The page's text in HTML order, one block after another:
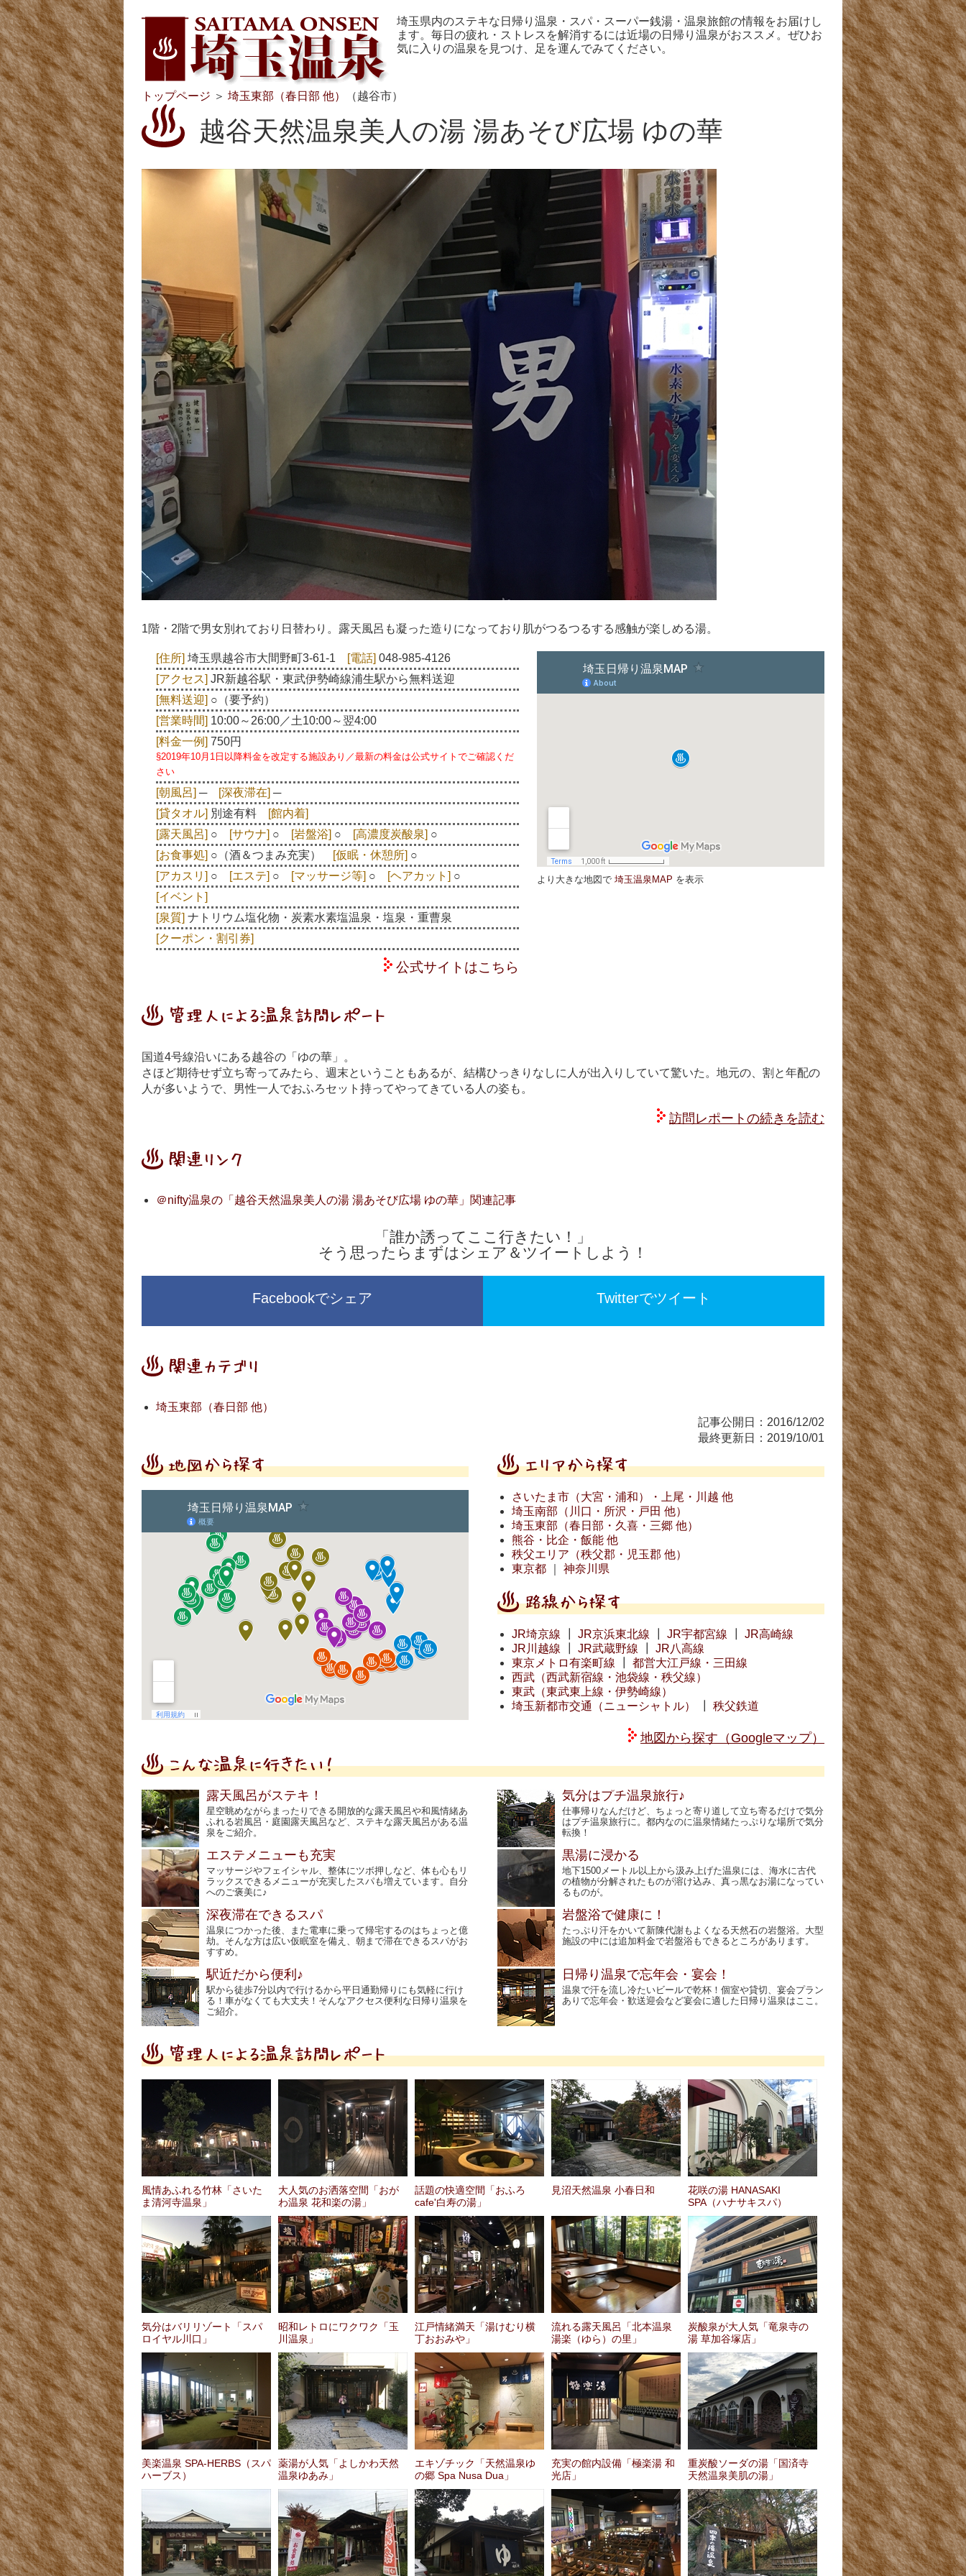
埼玉県内のステキな日帰り温泉・スパ・スーパー銭湯・温泉旅館の情報をお届けし
ます。毎日の疲れ・ストレスを解消するには近場の日帰り温泉がおススメ。ぜひお
気に入りの温泉を見つけ、足を運んでみてください。
トップページ ＞ 埼玉東部（春日部 他） （越谷市）
越谷天然温泉美人の湯 湯あそび広場 ゆの華
1階・2階で男女別れており日替わり。露天風呂も凝った造りになっており肌がつるつるする感触が楽しめる湯。
[住所] 埼玉県越谷市大間野町3-61-1 [電話] 048-985-4126
[アクセス] JR新越谷駅・東武伊勢崎線浦生駅から無料送迎
[無料送迎] ○（要予約）
[営業時間] 10:00～26:00／土10:00～翌4:00
[料金一例] 750円
§2019年10月1日以降料金を改定する施設あり／最新の料金は公式サイトでご確認くだ
さい
[朝風呂] ─ [深夜滞在] ─
[貸タオル] 別途有料
[館内着]
[露天風呂] ○ [サウナ] ○ [岩盤浴] ○ [高濃度炭酸泉] ○
[お食事処] ○（酒＆つまみ充実） [仮眠・休憩所] ○
[アカスリ] ○ [エステ] ○ [マッサージ等] ○ [ヘアカット] ○
[イベント]
[泉質] ナトリウム塩化物・炭素水素塩温泉・塩泉・重曹泉
[クーポン・割引券]
公式サイトはこちら
より大きな地図で埼玉温泉MAP を表示
国道4号線沿いにある越谷の「ゆの華」。
さほど期待せず立ち寄ってみたら、週末ということもあるが、結構ひっきりなしに人が出入りしていて驚いた。地元の、割と年配の
人が多いようで、男性一人でおふろセット持ってやってきている人の姿も。
訪問レポートの続きを読む
＠nifty温泉の「越谷天然温泉美人の湯 湯あそび広場 ゆの華」関連記事
「誰か誘ってここ行きたい！」
そう思ったらまずはシェア＆ツイートしよう！
Facebookでシェア Twitterでツイート
埼玉東部（春日部 他）
記事公開日：2016/12/02
最終更新日：2019/10/01
さいたま市（大宮・浦和）・上尾・川越 他
埼玉南部（川口・所沢・戸田 他）
埼玉東部（春日部・久喜・三郷 他）
熊谷・比企・飯能 他
秩父エリア（秩父郡・児玉郡 他）
東京都｜ 神奈川県
JR埼京線 JR京浜東北線 JR宇都宮線
JR高崎線
JR川越線
JR武蔵野線
JR八高線
東京メトロ有楽町線
都営大江戸線・三田線
西武（西武新宿線・池袋線・秩父線）
東武（東武東上線・伊勢崎線）
埼玉新都市交通（ニューシャトル）
秩父鉄道
地図から探す（Googleマップ）
露天風呂がステキ！
星空眺めながらまったりできる開放的な露天風呂や和風情緒あ
ふれる岩風呂・庭園露天風呂など、ステキな露天風呂がある温
泉をご紹介。
エステメニューも充実
マッサージやフェイシャル、整体にツボ押しなど、体も心もリ
ラックスできるメニューが充実したスパも増えています。自分
へのご褒美に♪
深夜滞在できるスパ
温泉につかった後、また電車に乗って帰宅するのはちょっと億
劫。そんな方は広い仮眠室を備え、朝まで滞在できるスパがお
すすめ。
駅近だから便利♪
駅から徒歩7分以内で行けるから平日通勤帰りにも気軽に行け
る！車がなくても大丈夫！そんなアクセス便利な日帰り温泉を
ご紹介。
気分はプチ温泉旅行♪
仕事帰りなんだけど、ちょっと寄り道して立ち寄るだけで気分
はプチ温泉旅行に。都内なのに温泉情緒たっぷりな場所で気分
転換！
黒湯に浸かる
地下1500メートル以上から汲み上げた温泉には、海水に古代
の植物が分解されたものが溶け込み、真っ黒なお湯になってい
るものが。
岩盤浴で健康に！
たっぷり汗をかいて新陳代謝もよくなる天然石の岩盤浴。大型
施設の中には追加料金で岩盤浴もできるところがあります。
日帰り温泉で忘年会・宴会！
温泉で汗を流し冷たいビールで乾杯！個室や貸切、宴会プラン
ありで忘年会・歓送迎会など宴会に適した日帰り温泉はここ。
風情あふれる竹林「さいた
ま清河寺温泉」
大人気のお洒落空間「おが
わ温泉 花和楽の湯」
話題の快適空間「おふろ
cafe'白寿の湯」
見沼天然温泉 小春日和
花咲の湯 HANASAKI
SPA（ハナサキスパ）
気分はバリリゾート「スパ
ロイヤル川口」
昭和レトロにワクワク「玉
川温泉」
江戸情緒満天「湯けむり横
丁おおみや」
流れる露天風呂「北本温泉
湯楽（ゆら）の里」
炭酸泉が大人気「竜泉寺の
湯 草加谷塚店」
美楽温泉 SPA-HERBS（スパ
ハーブス）
薬湯が人気「よしかわ天然
温泉ゆあみ」
エキゾチック「天然温泉ゆ
の郷 Spa Nusa Dua」
充実の館内設備「極楽湯 和
光店」
重炭酸ソーダの湯「国済寺
天然温泉美肌の湯」